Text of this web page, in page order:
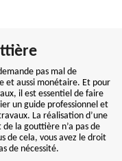
pas mal de
et aussi monétaire. Et pour
il est essentiel de faire
un guide professionnel et
La réalisation d’une
la gouttière n’a pas de
de cela, vous avez le droit
de nécessité.